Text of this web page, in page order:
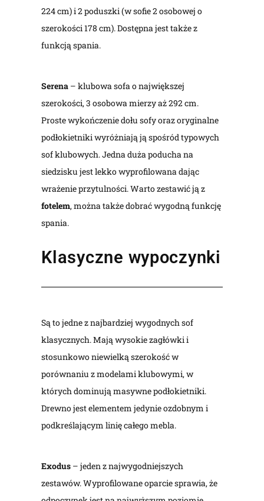
224 cm) i 2 poduszki (w sofie 2 osobowej o
szerokości 178 cm). Dostępna jest także z
funkcją spania.
Serena – klubowa sofa o największej
szerokości, 3 osobowa mierzy aż 292 cm.
Proste wykończenie dołu sofy oraz oryginalne
podłokietniki wyróżniają ją spośród typowych
sof klubowych. Jedna duża poducha na
siedzisku jest lekko wyprofilowana dając
wrażenie przytulności. Warto zestawić ją z
fotelem, można także dobrać wygodną funkcję
spania.
Klasyczne wypoczynki
Są to jedne z najbardziej wygodnych sof
klasycznych. Mają wysokie zagłówki i
stosunkowo niewielką szerokość w
porównaniu z modelami klubowymi, w
których dominują masywne podłokietniki.
Drewno jest elementem jedynie ozdobnym i
podkreślającym linię całego mebla.
Exodus – jeden z najwygodniejszych
zestawów. Wyprofilowane oparcie sprawia, że